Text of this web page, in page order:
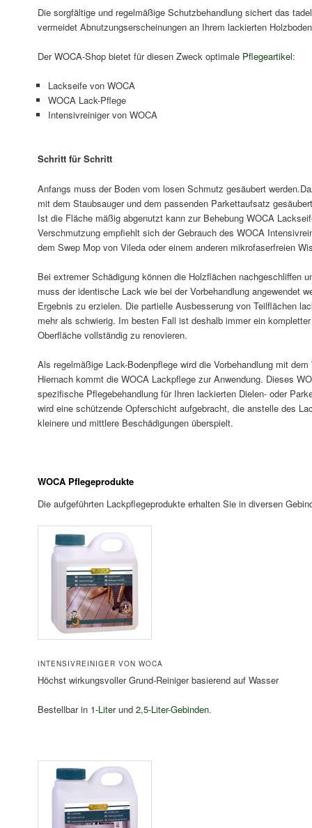
Die sorgfältige und regelmäßige Schutzbehandlung sichert das
vermeidet Abnutzungserscheinungen an Ihrem lackierten Holzboden
Der WOCA-Shop bietet für diesen Zweck optimale Pflegeartikel:
Lackseife von WOCA
WOCA Lack-Pflege
Intensivreiniger von WOCA
Schritt für Schritt
Anfangs muss der Boden vom losen Schmutz gesäubert
mit dem Staubsauger und dem passenden Parkettaufsatz
Ist die Fläche mäßig abgenutzt kann zur Behebung WOCA
Verschmutzung empfiehlt sich der Gebrauch des WOCA
dem Swep Mop von Vileda oder einem anderen mikrofaserfreien
Bei extremer Schädigung können die Holzflächen nachgeschliffen
muss der identische Lack wie bei der Vorbehandlung angewendet
Ergebnis zu erzielen. Die partielle Ausbesserung von Teilflächen
mehr als schwierig. Im besten Fall ist deshalb immer ein
Oberfläche vollständig zu renovieren.
Als regelmäßige Lack-Bodenpflege wird die Vorbehandlung mit
Hiernach kommt die WOCA Lackpflege zur Anwendung. Dieses
spezifische Pflegebehandlung für Ihren lackierten Dielen- oder
wird eine schützende Opferschicht aufgebracht, die anstelle des
kleinere und mittlere Beschädigungen überspielt.
WOCA Pflegeprodukte
Die aufgeführten Lackpflegeprodukte erhalten Sie in diversen
INTENSIVREINIGER VON WOCA
Höchst wirkungsvoller Grund-Reiniger basierend auf Wasser
Bestellbar in 1-Literund 2,5-Liter-Gebinden.